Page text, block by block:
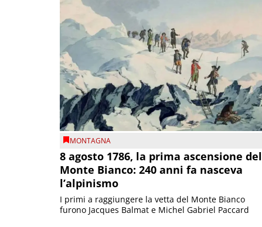
MONTAGNA
8 agosto 1786, la prima ascensione del
Monte Bianco: 240 anni fa nasceva
l’alpinismo
I primi a raggiungere la vetta del Monte Bianco
furono Jacques Balmat e Michel Gabriel Paccard